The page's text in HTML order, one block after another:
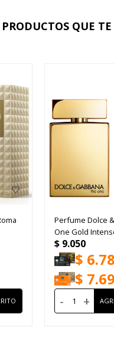
PRODUCTOS QUE
Perfume Dolce
One Gold
EDP 100ml
$ 9.050
$
$
- +